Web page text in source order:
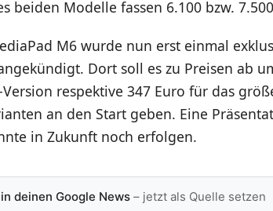
beiden Modelle fassen 6.100 bzw.
M6 wurde nun erst einmal
Dort soll es zu Preisen ab
respektive 347 Euro für das
an den Start geben. Eine
in Zukunft noch erfolgen.
deinen Google News– jetzt als Quelle setzen